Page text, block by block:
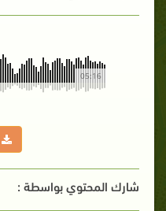
05:16
شارك المحتوي بواسطة :